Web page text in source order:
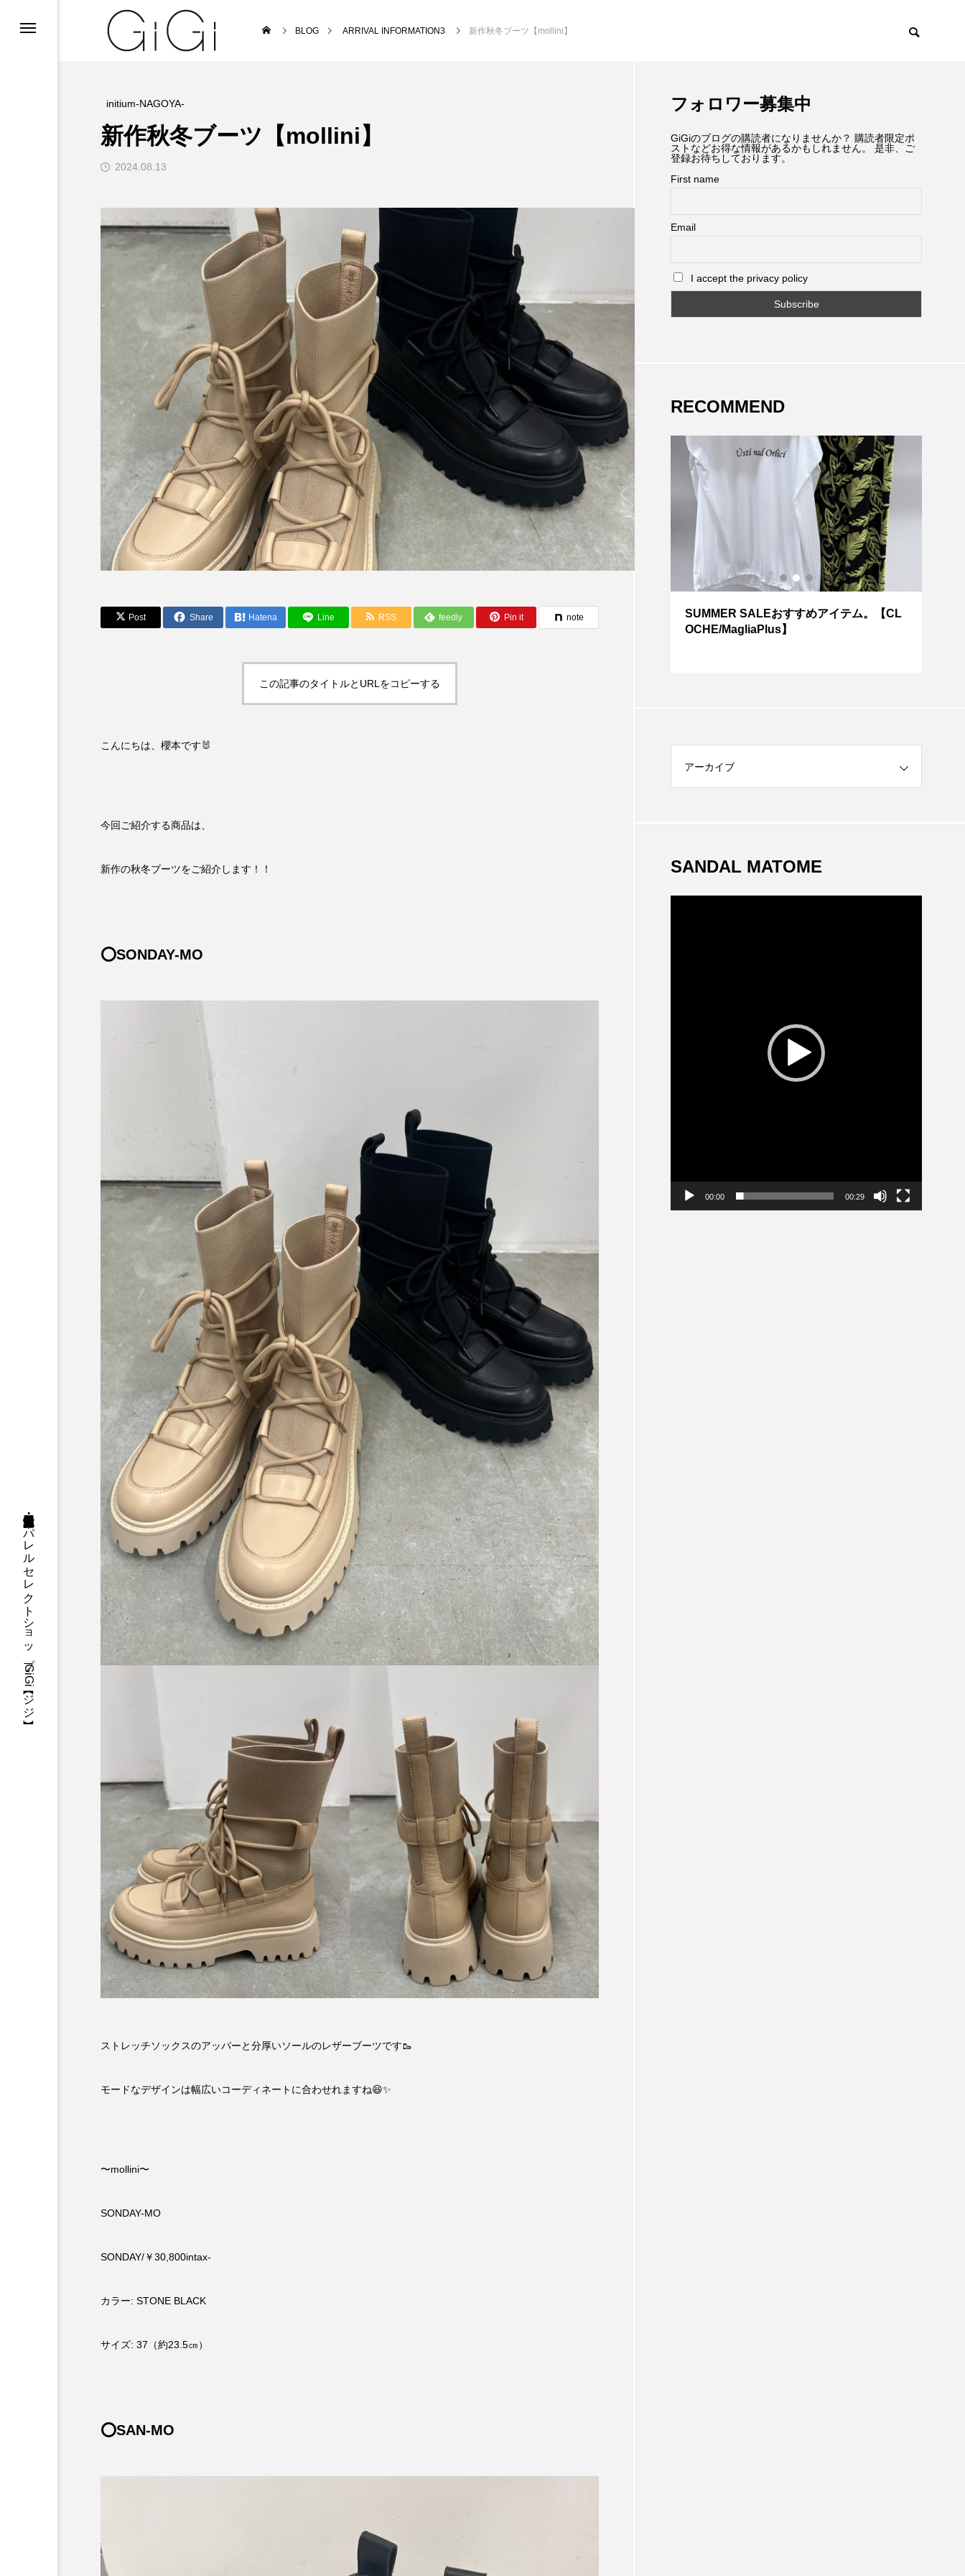
三重県・津市・多気郡・愛知県名古屋市アパレルセレクトショップGiGi【ジジ】
BLOG ARRIVAL INFORMATION3 新作秋冬ブーツ【mollini】
initium-NAGOYA-
新作秋冬ブーツ【mollini】
2024.08.13
Post Share Hatena Line RSS feedly Pin it note
この記事のタイトルとURLをコピーする
こんにちは、櫻本です🐰
今回ご紹介する商品は、
新作の秋冬ブーツをご紹介します！！
⭕️SONDAY-MO
ストレッチソックスのアッパーと分厚いソールのレザーブーツです🥾
モードなデザインは幅広いコーディネートに合わせれますね😆✨
〜mollini〜
SONDAY-MO
SONDAY/￥30,800intax-
カラー: STONE BLACK
サイズ: 37（約23.5㎝）
⭕️SAN-MO
フォロワー募集中
GiGiのブログの購読者になりませんか？ 購読者限定ポ
ストなどお得な情報があるかもしれません。 是非、ご
登録お待ちしております。
First name
Email
I accept the privacy policy
RECOMMEND
重ね着いらずで完成【ELENDEEK】LAYE
RED ALL IN ONE
～今日から活躍する秋アイテム～【CLOC
HE】
SUMMER SALEおすすめアイテム。【CL
OCHE/MagliaPlus】
アーカイブ
SANDAL MATOME
00:00 00:29